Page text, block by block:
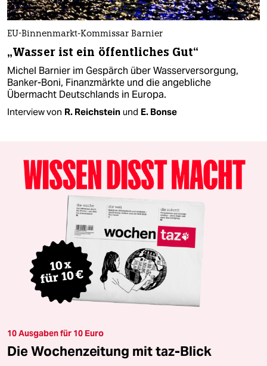
EU-Binnenmarkt-Kommissar Barnier
„Wasser ist ein öffentliches Gut“
Michel Barnier im Gespärch über Wasserversorgung,
Banker-Boni, Finanzmärkte und die angebliche
Übermacht Deutschlands in Europa.
Interview von R. Reichstein und E. Bonse
10 Ausgaben für 10 Euro
Die Wochenzeitung mit taz-Blick